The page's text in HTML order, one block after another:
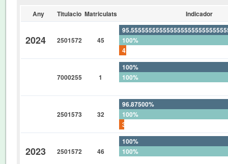
Any Titulacio Matriculats Indicador
2024 2501572 45
100%
7000255 1
100%
100%
2501573 32
96.87500%
100%
3.12500%
2023 2501572 46
100%
100%